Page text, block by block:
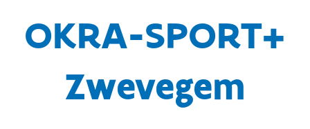
OKRA-SPORT+
Zwevegem